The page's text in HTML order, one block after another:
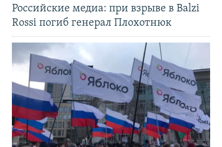
Российские медиа: при взрыве в Balzi
Rossi погиб генерал Плохотнюк